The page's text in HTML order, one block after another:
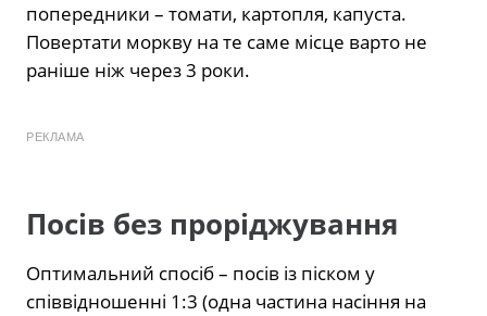
попередники – томати, картопля, капуста.
Повертати моркву на те саме місце варто не
раніше ніж через 3 роки.
РЕКЛАМА
Посів без проріджування
Оптимальний спосіб – посів із піском у
співвідношенні 1:3 (одна частина насіння на